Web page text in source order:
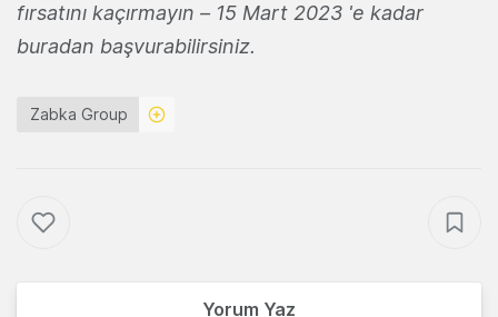
fırsatını kaçırmayın – 15 Mart 2023 'e kadar
buradan başvurabilirsiniz.
Zabka Group
Yorum Yaz